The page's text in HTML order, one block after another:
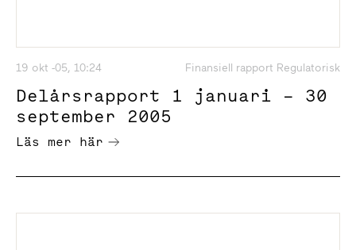
19 okt -05, 10:24 Finansiell rapport Regulatorisk
Delårsrapport 1 januari – 30
september 2005
Läs mer här